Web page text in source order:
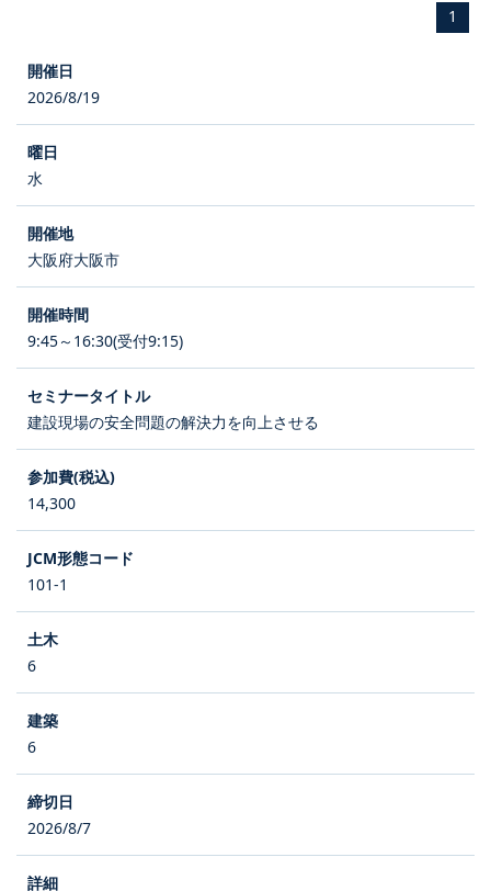
1
2026/8/19
水
大阪府大阪市
9:45～16:30(受付9:15)
建設現場の安全問題の解決力を向上させる
14,300
101-1
6
6
2026/8/7